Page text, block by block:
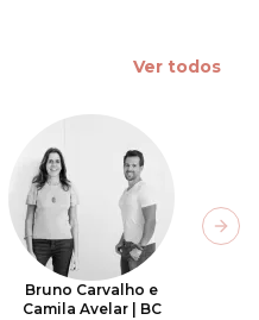
Ver todos
Bruno Carvalho e
Camila Avelar | BC